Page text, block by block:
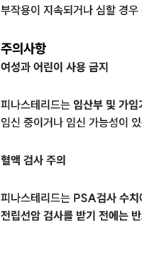
부작용이 지속되거나 심할 경
주의사항
여성과 어린이 사용 금지
피나스테리드는 임산부 및 가
임신 중이거나 임신 가능성이
혈액 검사 주의
피나스테리드는 PSA검사 수치
전립선암 검사를 받기 전에는